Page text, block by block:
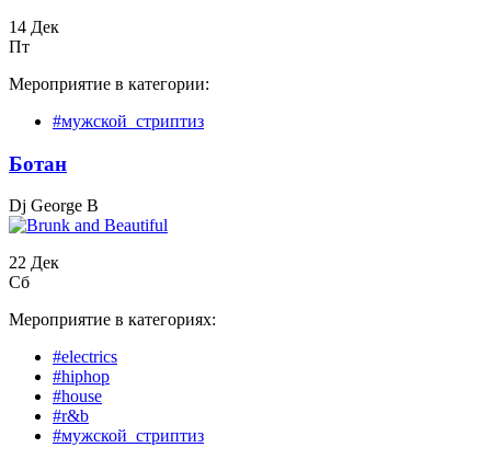
14 Дек
Пт
Мероприятие в категории:
#мужской_стриптиз
Бoтан
Dj George B
22 Дек
Сб
Мероприятие в категориях:
#electrics
#hiphop
#house
#r&b
#мужской_стриптиз